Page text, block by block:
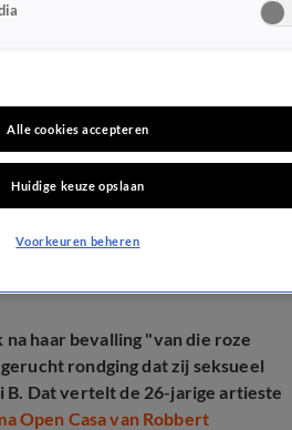
neemt
na pijnlijke
na haar bevalling "van die roze
rondging dat zij seksueel
B. Dat vertelt de 26-jarige artieste
Open Casa van Robbert
Alle cookies accepteren
Huidige keuze opslaan
Voorkeuren beheren